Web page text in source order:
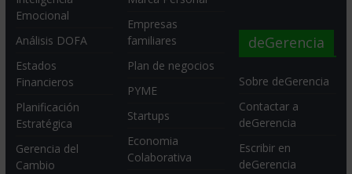
Emocional
Análisis DOFA
Estados
Financieros
Planificación
Estratégica
Gerencia del
Cambio
Empresas
familiares
Plan de negocios
PYME
Startups
Economia
Colaborativa
deGerencia
Sobre deGerencia
Contactar a
deGerencia
Escribir en
deGerencia